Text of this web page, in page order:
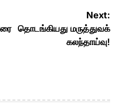
Next:
தொடங்கியது மருத்துவக்
கலந்தாய்வு!